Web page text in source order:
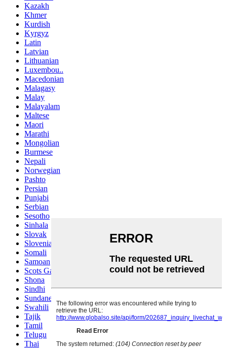
Kazakh
Khmer
Kurdish
Kyrgyz
Latin
Latvian
Lithuanian
Luxembou..
Macedonian
Malagasy
Malay
Malayalam
Maltese
Maori
Marathi
Mongolian
Burmese
Nepali
Norwegian
Pashto
Persian
Punjabi
Serbian
Sesotho
Sinhala
Slovak
Slovenian
Somali
Samoan
Scots Gaelic
Shona
Sindhi
Sundanese
Swahili
Tajik
Tamil
Telugu
Thai